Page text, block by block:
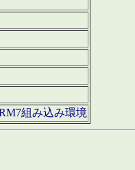
組み込み環境